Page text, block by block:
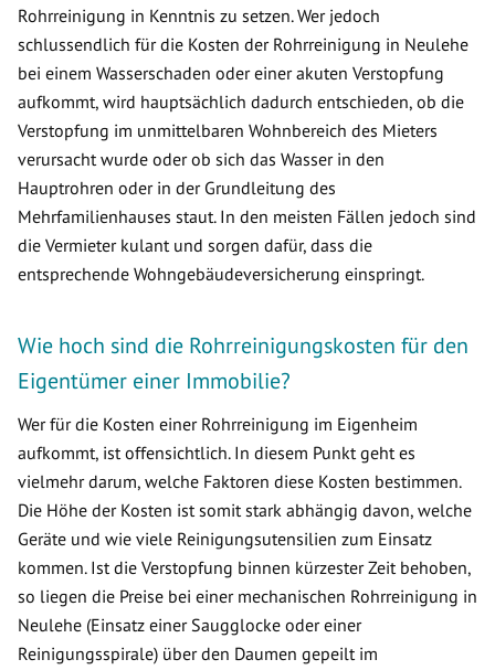
Rohrreinigung in Kenntnis zu setzen. Wer jedoch
schlussendlich für die Kosten der Rohrreinigung in Neulehe
bei einem Wasserschaden oder einer akuten Verstopfung
aufkommt, wird hauptsächlich dadurch entschieden, ob die
Verstopfung im unmittelbaren Wohnbereich des Mieters
verursacht wurde oder ob sich das Wasser in den
Hauptrohren oder in der Grundleitung des
Mehrfamilienhauses staut. In den meisten Fällen jedoch sind
die Vermieter kulant und sorgen dafür, dass die
entsprechende Wohngebäudeversicherung einspringt.
Wie hoch sind die Rohrreinigungskosten für den
Eigentümer einer Immobilie?
Wer für die Kosten einer Rohrreinigung im Eigenheim
aufkommt, ist offensichtlich. In diesem Punkt geht es
vielmehr darum, welche Faktoren diese Kosten bestimmen.
Die Höhe der Kosten ist somit stark abhängig davon, welche
Geräte und wie viele Reinigungsutensilien zum Einsatz
kommen. Ist die Verstopfung binnen kürzester Zeit behoben,
so liegen die Preise bei einer mechanischen Rohrreinigung in
Neulehe (Einsatz einer Saugglocke oder einer
Reinigungsspirale) über den Daumen gepeilt im